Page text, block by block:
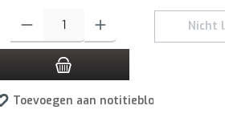
om de hoeveelheid te verhogen of te verlagen.
hoeveelheid in of gebruik de knoppen om de
Producthoeveelheid: Voer de gewenste
Toevoegen aan notitieblok
Nicht